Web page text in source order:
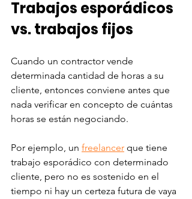
Trabajos esporádicos
vs. trabajos fijos
Cuando un contractor vende
determinada cantidad de horas a su
cliente, entonces conviene antes que
nada verificar en concepto de cuántas
horas se están negociando.
Por ejemplo, un freelancer que tiene
trabajo esporádico con determinado
cliente, pero no es sostenido en el
tiempo ni hay un certeza futura de vaya